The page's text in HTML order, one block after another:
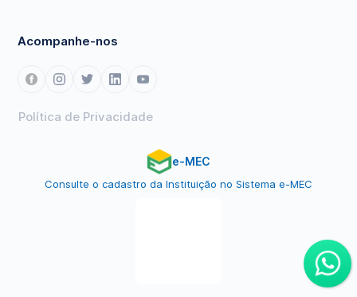
Acompanhe-nos
Política de Privacidade
e-MEC
Consulte o cadastro da Instituição no Sistema e-MEC